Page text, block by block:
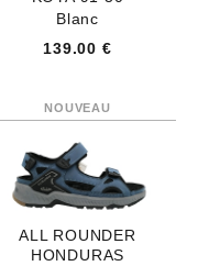
Blanc
139.00 €
ALL ROUNDER
HONDURAS